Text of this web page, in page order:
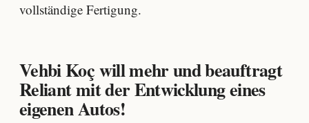
vollständige Fertigung.
Vehbi Koç will mehr und beauftragt
Reliant mit der Entwicklung eines
eigenen Autos!